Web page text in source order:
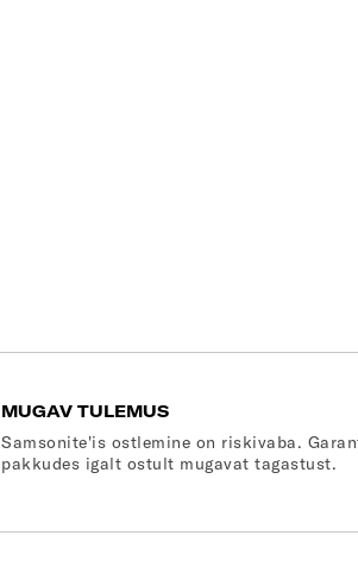
MUGAV TULEMUS
Samsonite'is ostlemine on riskivaba.
pakkudes igalt ostult mugavat tagastust.